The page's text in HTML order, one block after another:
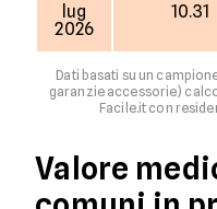
lug
2026
10.31
Dati basati su un
garanzie accessorie)
Facile.it con
Valore